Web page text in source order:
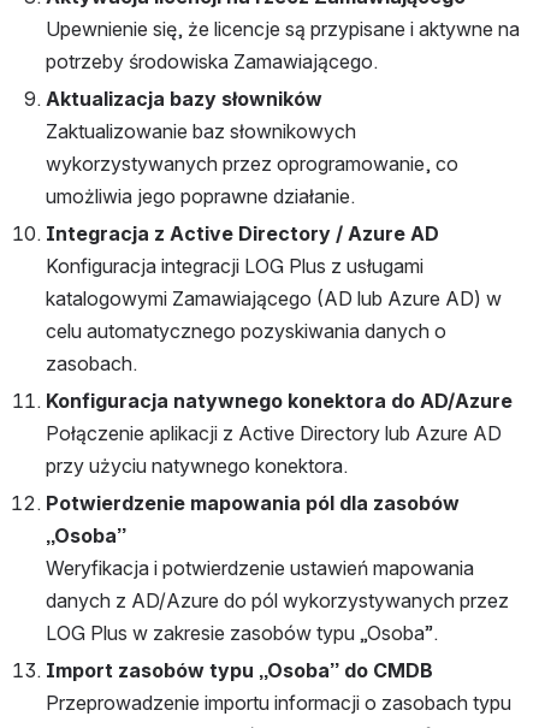
Upewnienie się, że licencje są przypisane i aktywne na
potrzeby środowiska Zamawiającego.
Aktualizacja bazy słowników
Zaktualizowanie baz słownikowych
wykorzystywanych przez oprogramowanie, co
umożliwia jego poprawne działanie.
Integracja z Active Directory / Azure AD
Konfiguracja integracji LOG Plus z usługami
katalogowymi Zamawiającego (AD lub Azure AD) w
celu automatycznego pozyskiwania danych o
zasobach.
Konfiguracja natywnego konektora do AD/Azure
Połączenie aplikacji z Active Directory lub Azure AD
przy użyciu natywnego konektora.
Potwierdzenie mapowania pól dla zasobów
„Osoba”
Weryfikacja i potwierdzenie ustawień mapowania
danych z AD/Azure do pól wykorzystywanych przez
LOG Plus w zakresie zasobów typu „Osoba”.
Import zasobów typu „Osoba” do CMDB
Przeprowadzenie importu informacji o zasobach typu